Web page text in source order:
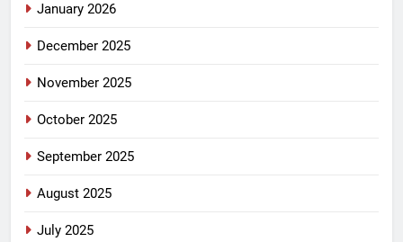
January 2026
December 2025
November 2025
October 2025
September 2025
August 2025
July 2025